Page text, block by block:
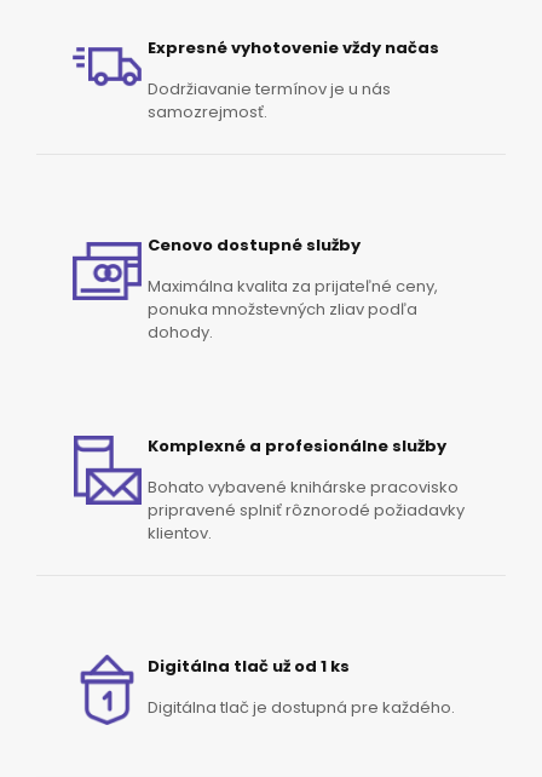
Expresné vyhotovenie vždy načas
Dodržiavanie termínov je u nás
samozrejmosť.
Cenovo dostupné služby
Maximálna kvalita za prijateľné ceny,
ponuka množstevných zliav podľa
dohody.
Komplexné a profesionálne služby
Bohato vybavené knihárske pracovisko
pripravené splniť rôznorodé požiadavky
klientov.
Digitálna tlač už od 1 ks
Digitálna tlač je dostupná pre každého.